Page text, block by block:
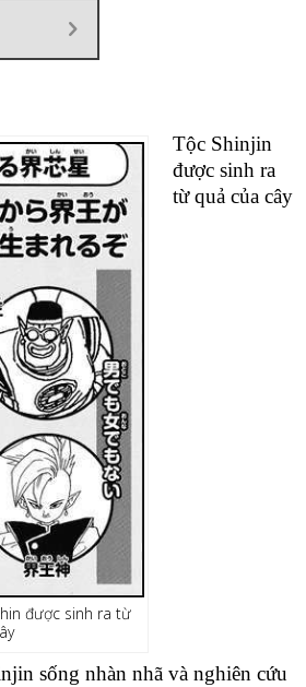
được sinh ra từ
Tộc Shinjin
được sinh ra
từ quả của cây
sống nhàn nhã và nghiên cứu